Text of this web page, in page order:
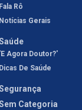
Fala Rô
Notícias Gerais
'E Agora Doutor?'
Dicas De Saúde
Categoria